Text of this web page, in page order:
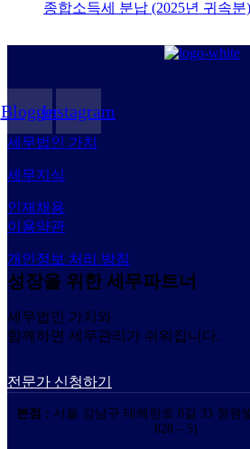
종합소득세 분납 (2025년 귀속
BloggerInstagram
세무법인 가치
세무지식
인재채용
이용약관
개인정보 처리 방침
성장을 위한 세무파트너
세무법인 가치와
함께하면 세무관리가 쉬워집니다.
전문가 신청하기
본점 : 서울 강남구 테헤란로 8길 33 청원
828 – 5)